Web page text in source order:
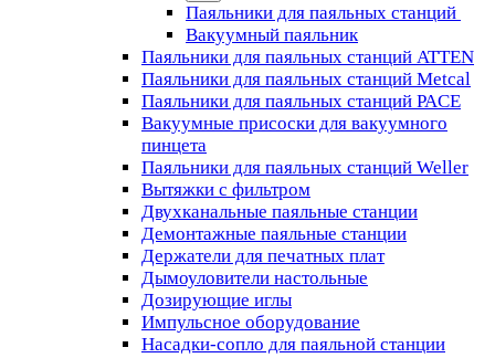
Паяльники для паяльных станций
Вакуумный паяльник
Паяльники для паяльных станций ATTEN
Паяльники для паяльных станций Metcal
Паяльники для паяльных станций PACE
Вакуумные присоски для вакуумного
пинцета
Паяльники для паяльных станций Weller
Вытяжки с фильтром
Двухканальные паяльные станции
Демонтажные паяльные станции
Держатели для печатных плат
Дымоуловители настольные
Дозирующие иглы
Импульсное оборудование
Насадки-сопло для паяльной станции